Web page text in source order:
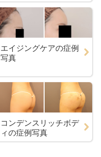
エイジングケアの症例
写真
コンデンスリッチボデ
ィの症例写真